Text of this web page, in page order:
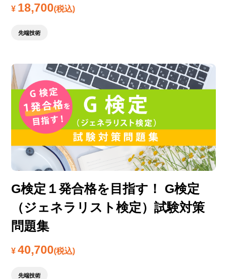
¥ 18,700(税込)
先端技術
G検定１発合格を目指す！ G検定
（ジェネラリスト検定）試験対策
問題集
¥40,700(税込)
先端技術